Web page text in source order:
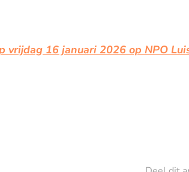
vrijdag 16 januari 2026 op NPO